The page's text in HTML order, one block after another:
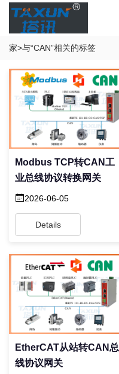
家>与“CAN”相关的标签
Modbus TCP转CAN工
业总线协议转换网关
2026-06-05
Details
EtherCAT从站转CAN总
线协议网关